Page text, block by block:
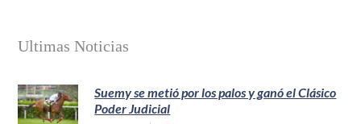
Ultimas Noticias
Suemy se metió por los palos y ganó el Clásico
Poder Judicial